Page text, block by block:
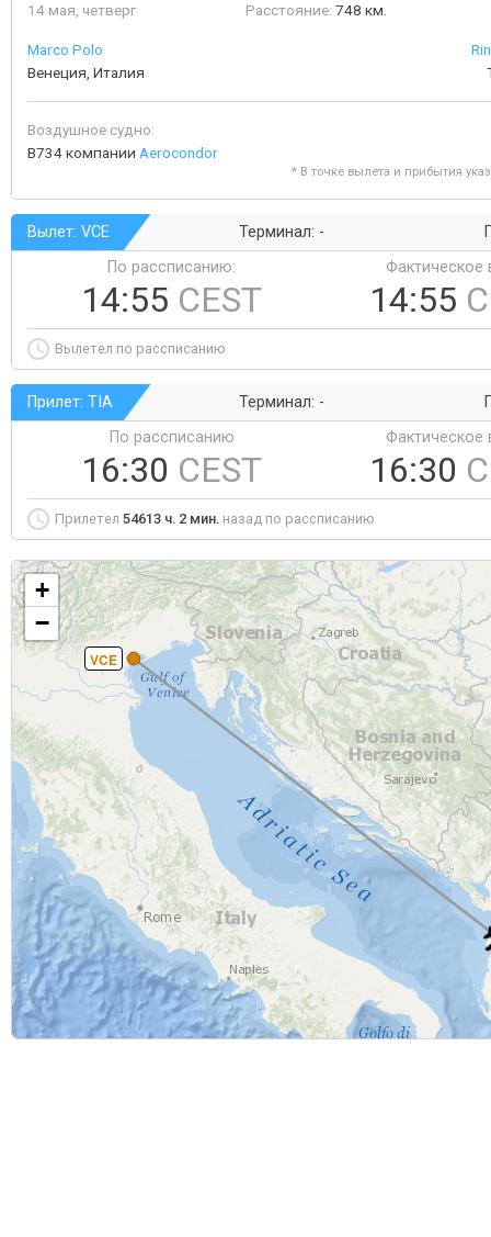
14 мая, четверг
Расстояние: 748 км.
Marco Polo
Венеция, Италия
Воздушное судно:
B734 компании Aerocondor
* В точке вылета и прибытия
Вылет: VCE Терминал: -
По рассписанию:
14:55 CEST
Фактическое
14:55
Вылетел по рассписанию
Прилет: TIA Терминал: -
По рассписанию
16:30 CEST
Фактическое
16:30
Прилетел 54613 ч. 2 мин. назад по рассписанию
VCE
+
−